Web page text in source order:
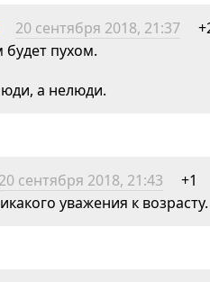
20 сентября 2018, 21:37
будет пухом.
а нелюди.
20 сентября 2018, 21:43
+1
уважения к возрасту.